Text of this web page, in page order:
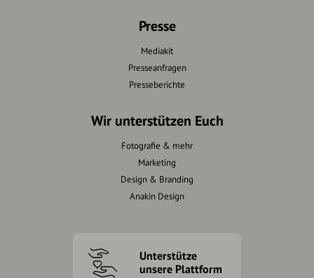
Presse
Mediakit
Presseanfragen
Presseberichte
Wir unterstützen Euch
Fotografie & mehr
Marketing
Design & Branding
Anakin Design
Unterstütze
unsere Plattform